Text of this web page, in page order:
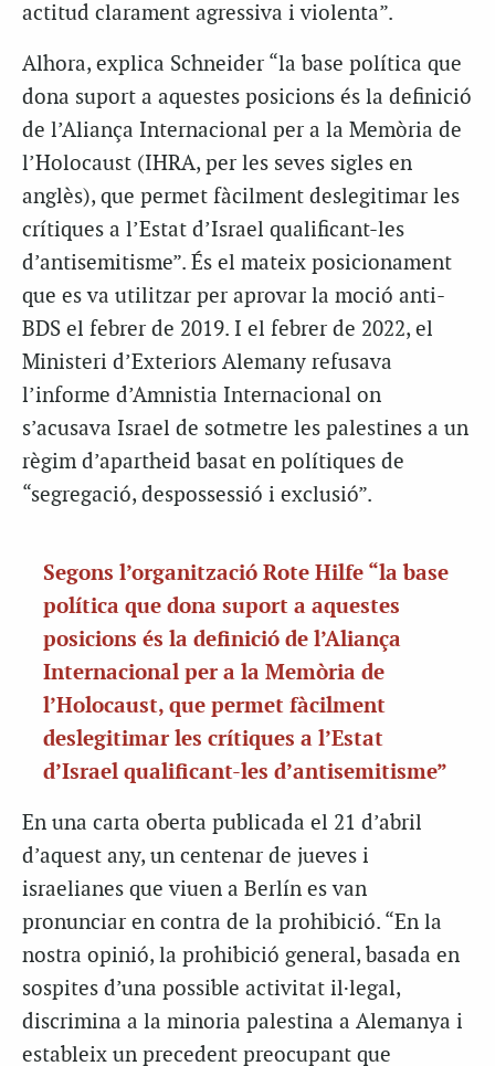
actitud clarament agressiva i violenta”.
Alhora, explica Schneider “la base política que
dona suport a aquestes posicions és la definició
de l’Aliança Internacional per a la Memòria de
l’Holocaust (IHRA, per les seves sigles en
anglès), que permet fàcilment deslegitimar les
crítiques a l’Estat d’Israel qualificant-les
d’antisemitisme”. És el mateix posicionament
que es va utilitzar per aprovar la moció anti-
BDS el febrer de 2019. I el febrer de 2022, el
Ministeri d’Exteriors Alemany refusava
l’informe d’Amnistia Internacional on
s’acusava Israel de sotmetre les palestines a un
règim d’apartheid basat en polítiques de
“segregació, despossessió i exclusió”.
Segons l’organització Rote Hilfe “la base
política que dona suport a aquestes
posicions és la definició de l’Aliança
Internacional per a la Memòria de
l’Holocaust, que permet fàcilment
deslegitimar les crítiques a l’Estat
d’Israel qualificant-les d’antisemitisme”
En una carta oberta publicada el 21 d’abril
d’aquest any, un centenar de jueves i
israelianes que viuen a Berlín es van
pronunciar en contra de la prohibició. “En la
nostra opinió, la prohibició general, basada en
sospites d’una possible activitat il·legal,
discrimina a la minoria palestina a Alemanya i
estableix un precedent preocupant que